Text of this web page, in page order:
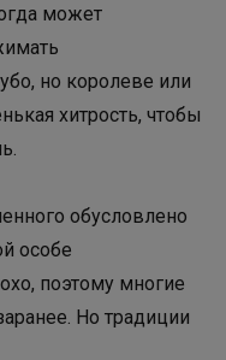
может
но королеве или
хитрость, чтобы
обусловлено
особе
поэтому многие
Но традиции